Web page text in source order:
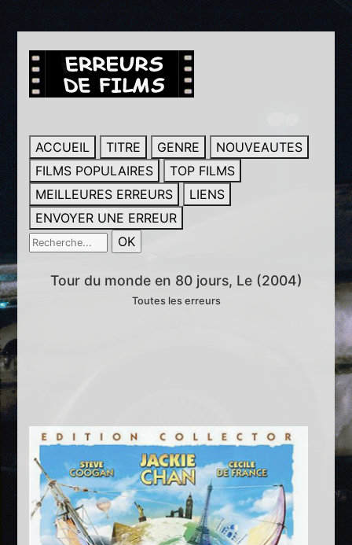
ACCUEIL TITRE GENRE
NOUVEAUTES
FILMS POPULAIRES
TOP FILMS
MEILLEURES ERREURS
LIENS
ENVOYER UNE ERREUR
Tour du monde en 80 jours, Le (2004)
Toutes les erreurs